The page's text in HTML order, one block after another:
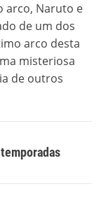
arco, Naruto e
de um dos
arco desta
misteriosa
de outros